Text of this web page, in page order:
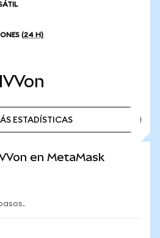
(24 H)
IVVon
ESTADÍSTICAS
en MetaMask